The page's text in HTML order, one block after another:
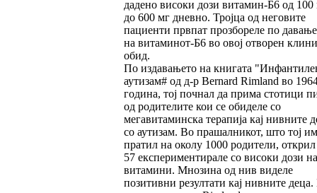
дадено високи дози витамин-Б6 од 100
до 600 мг дневно. Тројца од неговите
пациенти првпат прозбореле по
на витаминот-Б6 во овој отворен
обид.
По издавањето на книгата
аутизам# од д-р Bernard Rimland во
година, тој почнал да прима стотици
од родителите кои се обиделе со
мегавитаминска терапија кај нивните
со аутизам. Во прашалникот, што тој
пратил на околу 1000 родители, открил
57 експериментирале со високи дози на
витамини. Мнозина од нив виделе
позитивни резултати кај нивните деца.